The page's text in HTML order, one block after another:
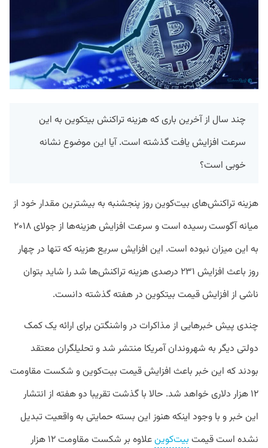
چند سال از آخرین باری که هزینه تراکنش بیتکوین به این
سرعت افزایش یافت گذشته است. آیا این موضوع نشانه
خوبی است؟
هزینه تراکنش‌های بیت‌کوین روز پنجشنبه به بیشترین مقدار خود از
میانه آگوست رسیده است و سرعت افزایش هزینه‌ها از جولای ۲۰۱۸
به این میزان نبوده است. این افزایش سریع هزینه که تنها در چهار
روز باعث افزایش ۲۳۱ درصدی هزینه تراکنش‌ها شد را شاید بتوان
ناشی از افزایش قیمت بیتکوین در هفته گذشته دانست.
چندی پیش خبرهایی از مذاکرات در واشنگتن برای ارائه یک کمک
دولتی دیگر به شهروندان آمریکا منتشر شد و تحلیلگران معتقد
بودند که این خبر باعث افزایش قیمت بیت‌کوین و شکست مقاومت
۱۲ هزار دلاری خواهد شد. حالا با گذشت تقریبا دو هفته از انتشار
این خبر و با وجود اینکه هنوز این بسته حمایتی به واقعیت تبدیل
نشده است قیمت بیت‌کوین
علاوه بر شکست مقاومت ۱۲ هزار